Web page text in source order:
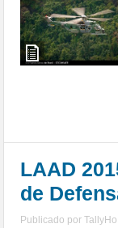
LAAD
de
Publicado porTallyHo